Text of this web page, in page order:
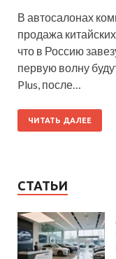
В автосалонах
продажа
что в Россию
первую волну
Plus, после…
ЧИТАТЬ ДАЛЕЕ
СТАТЬИ